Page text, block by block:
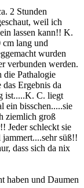
2 Stunden
weil ich
lassen kann!! K.
cm lang und
wurden
verbunden werden.
die Pathalogie
Ergebnis da
ist.....K. C. liegt
ein bisschen.....sie
ziemlich groß
Jeder schleckt sie
süß!!
dass sich da nix
haben und Daumen